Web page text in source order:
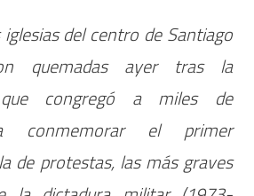
del centro de Santiago
quemadas ayer tras la
que congregó a miles de
conmemorar el primer
de protestas, las más graves